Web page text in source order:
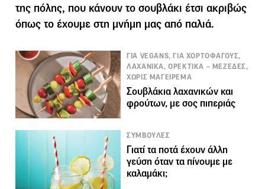
της πόλης, που κάνουν το σουβλάκι έτσι ακριβώς
όπως το έχουμε στη μνήμη μας από παλιά.
ΓΙΑ VEGANS, ΓΙΑ ΧΟΡΤΟΦΑΓΟΥΣ,
ΛΑΧΑΝΙΚΑ, ΟΡΕΚΤΙΚΑ – ΜΕΖΕΔΕΣ,
ΧΩΡΙΣ ΜΑΓΕΙΡΕΜΑ
Σουβλάκια λαχανικών και
φρούτων, με σος πιπεριάς
ΣΥΜΒΟΥΛΕΣ
Γιατί τα ποτά έχουν άλλη
γεύση όταν τα πίνουμε με
καλαμάκι;